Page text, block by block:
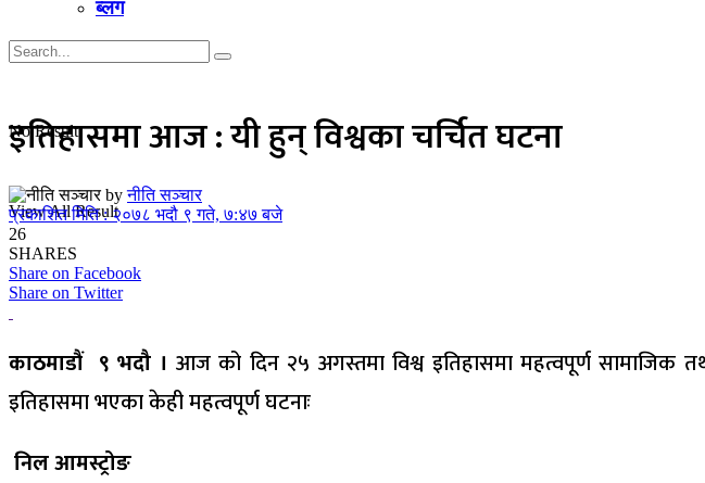
ब्लग
No Result
View All Result
इतिहासमा आज : यी हुन् विश्वका चर्चित घटना
by नीति सञ्चार
प्रकाशित मिति : २०७८ भदौ ९ गते, ७:४७ बजे
26
SHARES
Share on Facebook
Share on Twitter
काठमाडौं ९ भदौ । आज को दिन २५ अगस्तमा विश्व इतिहासमा महत्वपूर्ण सामाजिक
इतिहासमा भएका केही महत्वपूर्ण घटनाः
निल आमस्ट्रोङ